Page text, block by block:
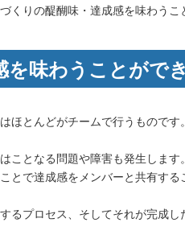
くりの醍醐味・達成感を味わうこ
を味わうことがで
ほとんどがチームで行うものです。
ことなる問題や障害も発生しま
とで達成感をメンバーと共有する
るプロセス、そしてそれが完成